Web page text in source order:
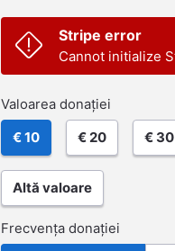
Stripe error
Cannot initialize
Valoarea donației
€ 10 € 20 € 30
Altă valoare
Frecvența donației